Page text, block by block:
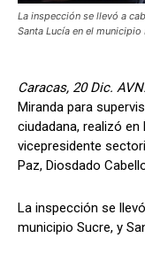
La inspección se llevó a
Santa Lucía en el
Caracas, 20 Dic.
Miranda para
ciudadana, realizó
vicepresidente
Paz, Diosdado
La inspección se
municipio Sucre, y